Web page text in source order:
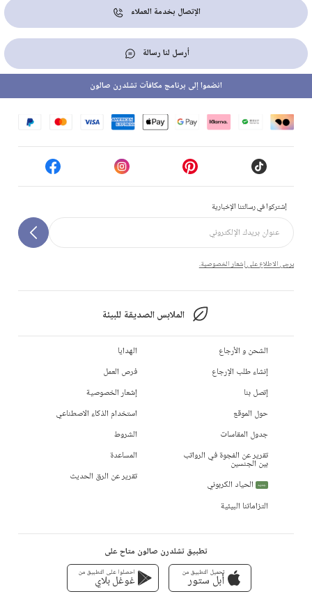
الإتصال بخدمة العملاء
أرسل لنا رسالة
إشتركوا في رسالتنا الإخبارية
يرجى الاطلاع على إشعار الخصوصية.
الملابس الصديقة للبيئة
انضموا إلى برنامج مكافآت تشلدرن صالون
الشحن و الأرجاع
إنشاء طلب الإرجاع
إتصل بنا
حول الموقع
جدول المقاسات
تقرير عن الفجوة في الرواتب
بين الجنسين
جديد
الحياد الكربوني
التزاماتنا البيئية
الهدايا
فرص العمل
إشعار الخصوصية
استخدام الذكاء الاصطناعي
الشروط
المساعدة
تقرير عن الرق الحديث
تطبيق تشلدرن صالون متاح على
تحميل التطبيق من
أبل ستور
احصلوا على التطبيق من
غوغل بلاي